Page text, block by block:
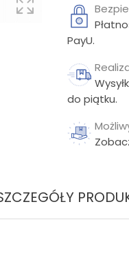
PayU.
do piątku.